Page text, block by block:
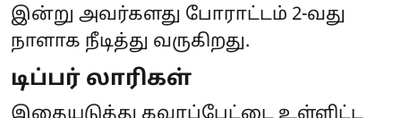
இன்று அவர்களது போராட்டம் 2-வது
நாளாக நீடித்து வருகிறது.
டிப்பர் லாரிகள்